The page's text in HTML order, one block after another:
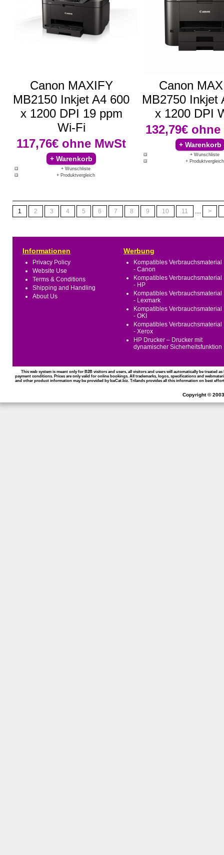
Canon MAXIFY
MB2150 Inkjet A4 600
x 1200 DPI 19 ppm
Wi-Fi
117,76€ ohne MwSt
+ Wunschliste
+ Produktvergleich
Canon
MB2750 Inkjet
x 1200 DPI
132,79€ ohne
+ Wunschliste
+ Produktvergleich
1 2 3 4 5 6 7 8 9 10 11 .... >
Informationen
Privacy Policy
Website Use
Terms & Conditions
Shipping and Handling
About Us
Werbung
Kompatibles Verbrauchsmaterial
- Canon
Kompatibles Verbrauchsmaterial
- HP
Kompatibles Verbrauchsmaterial
- Lexmark
Kompatibles Verbrauchsmaterial
- OKI
Kompatibles Verbrauchsmaterial
- Xerox
HP Drucker – Drucker mit
dynamischer Sicherheitsfunktion
This web system is meant only for B2B visitors and users, all visitors and users will automatically be treated
payment conditions. Prices are only valid for online bookings. All trademarks, logos, specifications and
and other product information may be provided by IceCat.biz. Trilands provides all this information on best
Copyright ©